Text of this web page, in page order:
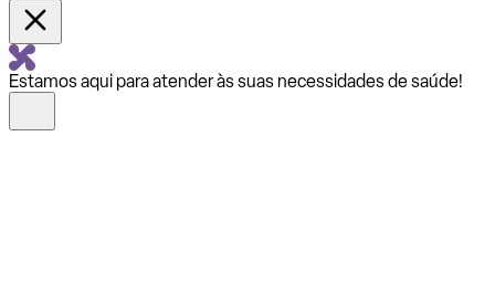
Estamos aqui para atender às suas necessidades de saúde!